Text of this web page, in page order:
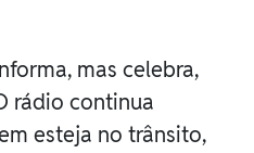
mas celebra,
rádio continua
esteja no trânsito,